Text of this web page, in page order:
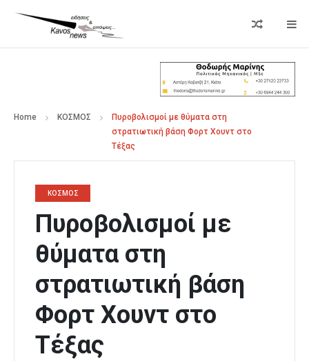
Home ΚΟΣΜΟΣ
Πυροβολισμοί με θύματα στη
στρατιωτική βάση Φορτ Χουντ στο
Τέξας
ΚΟΣΜΟΣ
Πυροβολισμοί με
θύματα στη
στρατιωτική βάση
Φορτ Χουντ στο
Τέξας